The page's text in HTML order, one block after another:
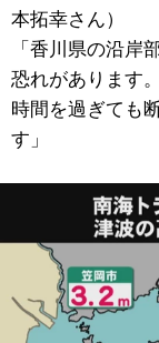
本拓幸さん）
「香川県の沿岸
恐れがあります
時間を過ぎても
す」